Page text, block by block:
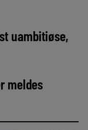
uambitiøse,
meldes